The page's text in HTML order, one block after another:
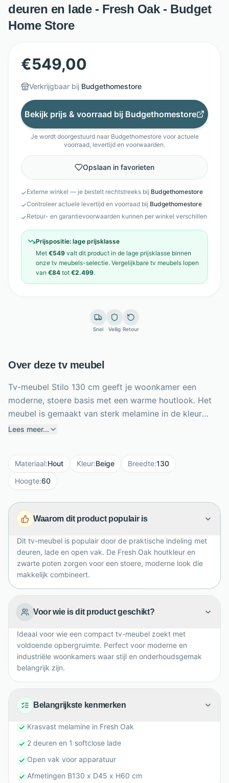
deuren en lade - Fresh Oak - Budget
Home Store
€549,00
Verkrijgbaar bij Budgethomestore
Bekijk prijs & voorraad bij Budgethomestore
Je wordt doorgestuurd naar Budgethomestorevoor actuele
voorraad, levertijd en voorwaarden.
Opslaan in favorieten
✓Externe winkel — je bestelt rechtstreeks bij Budgethomestore
✓Controleer actuele levertijd en voorraad bij Budgethomestore
✓Retour- en garantievoorwaarden kunnen per winkel verschillen
Prijspositie: lage prijsklasse
Met €549 valt dit product in de lage prijsklasse binnen
onze tv meubels-selectie. Vergelijkbare tv meubels lopen
van €84 tot €2.499.
Snel Veilig Retour
Over deze tv meubel
Tv-meubel Stilo 130 cm geeft je woonkamer een
moderne, stoere basis met een warme houtlook. Het
meubel is gemaakt van sterk melamine in de kleur
Fresh Oak, waardoor het oogt als hout en tegelijk
eenvoudig apparatuur, afstandsbedieningen en
woonaccessoires op. Met een breedte van 130 cm,
mooi in compacte en middelgrote zithoeken. De
zwarte ijzeren poten geven het tv-meubel een
Lees meer...
Materiaal:Hout Kleur:Beige Breedte:130
Hoogte:60
Waarom dit product populair is
Dit tv-meubel is populair door de praktische indeling met
deuren, lade en open vak. De Fresh Oak houtkleur en
zwarte poten zorgen voor een stoere, moderne look die
makkelijk combineert.
Voor wie is dit product geschikt?
Ideaal voor wie een compact tv-meubel zoekt met
voldoende opbergruimte. Perfect voor moderne en
industriële woonkamers waar stijl en onderhoudsgemak
belangrijk zijn.
Belangrijkste kenmerken
Krasvast melamine in Fresh Oak
2 deuren en 1 softclose lade
Open vak voor apparatuur
Afmetingen B130 x D45 x H60 cm